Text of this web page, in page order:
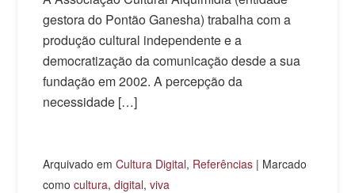
gestora do Pontão Ganesha) trabalha com a
produção cultural independente e a
democratização da comunicação desde a sua
fundação em 2002. A percepção da
necessidade […]
Arquivado emCultura Digital, Referências | Marcado
comocultura,digital,viva